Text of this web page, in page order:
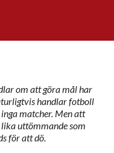
om att göra mål har
handlar fotboll
matcher. Men att
uttömmande som
för att dö.